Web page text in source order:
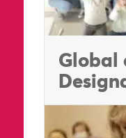
Global